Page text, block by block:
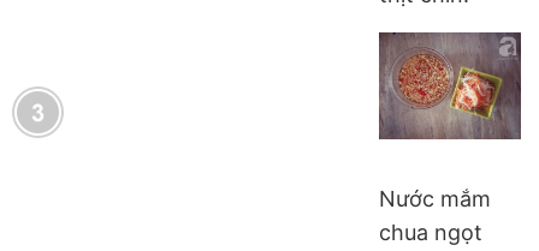
Nước mắm
chua ngọt